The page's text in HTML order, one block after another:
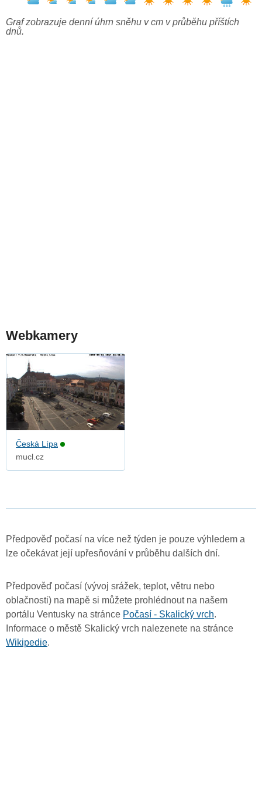
Graf zobrazuje denní úhrn sněhu v cm v průběhu příštích
dnů.
Webkamery
Česká Lípa
mucl.cz
Předpověď počasí na více než týden je pouze výhledem a
lze očekávat její upřesňování v průběhu dalších dní.
Předpověď počasí (vývoj srážek, teplot, větru nebo
oblačnosti) na mapě si můžete prohlédnout na našem
portálu Ventusky na stránce Počasí - Skalický vrch.
Informace o městě Skalický vrch nalezenete na stránce
Wikipedie.